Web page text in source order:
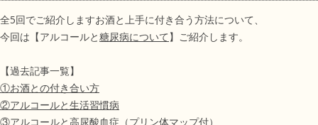
全5回でご紹介しますお酒と上手に付き合う方法について、
今回は【アルコールと糖尿病について 】ご紹介します。
【過去記事一覧】
①お酒との付き合い方
②アルコールと生活習慣病
③アルコールと高尿酸血症（プリン体マップ付）